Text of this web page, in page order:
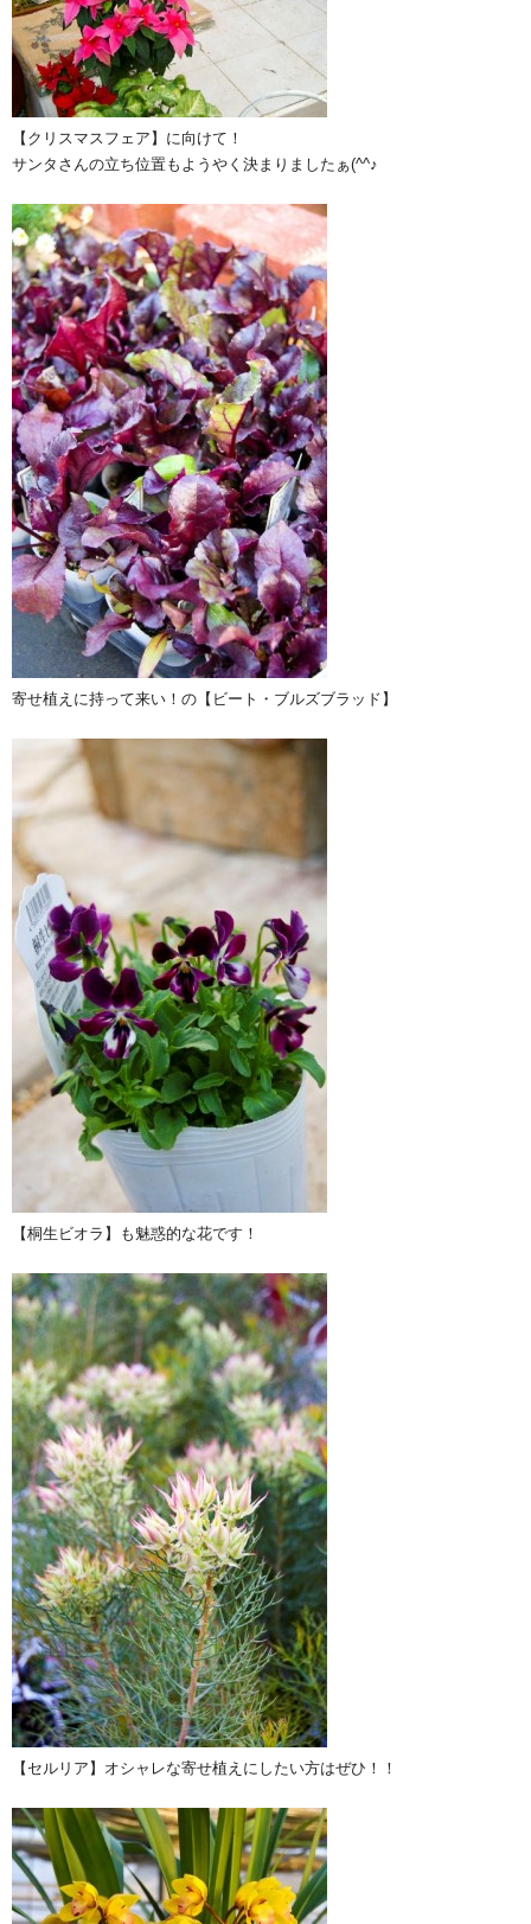
【クリスマスフェア】に向けて！
サンタさんの立ち位置もようやく決まりましたぁ(^^♪
寄せ植えに持って来い！の【ビート・ブルズブラッド】
【桐生ビオラ】も魅惑的な花です！
【セルリア】オシャレな寄せ植えにしたい方はぜひ！！